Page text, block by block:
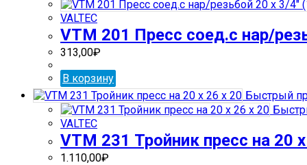
VALTEC
VTM 201 Пресс соед.с нар/
313,00₽
В корзину
Быстрый
VALTEC
VTM 231 Тройник пресс на 20
1.110,00₽